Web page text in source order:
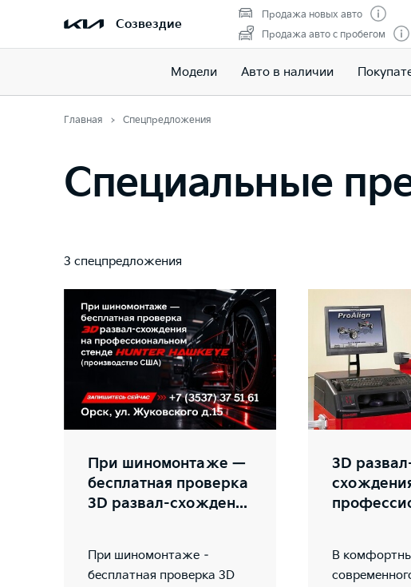
Созвездие
Продажа новых авто
Продажа авто с пробегом
Модели Авто в наличии
Главная Спецпредложения
Специальные
3 спецпредложения
При шиномонтаже —
бесплатная проверка
3D развал-схожден...
При шиномонтаже –
бесплатная проверка 3D
3D
В